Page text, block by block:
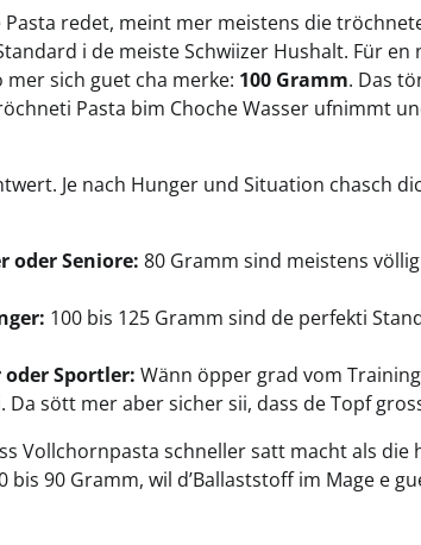
redet, meint mer meistens die
i de meiste Schwiizer Hushalt. Für
mer sich guet cha merke: 100 Gramm. Das
Pasta bim Choche Wasser ufnimmt
Je nach Hunger und Situation chasch
oder Seniore: 80 Gramm sind meistens
100 bis 125 Gramm sind de perfekti
oder Sportler: Wänn öpper grad vom
Da sött mer aber sicher sii, dass de Topf
Vollchornpasta schneller satt macht als
bis 90 Gramm, wil d’Ballaststoff im Mage e